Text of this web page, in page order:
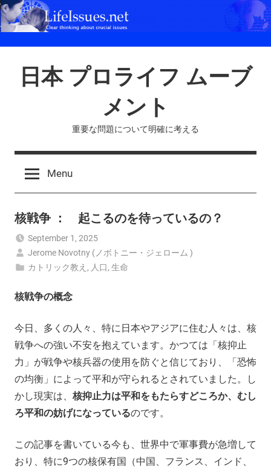
Skip
to
日本 プロライフ ムーブ
メント
重要な問題について明確に考える
Menu
核戦争 ： 起こるのを待っているの？
September 1, 2025
Jerome Novotny (ノボトニー・ジェローム )
カトリック教え , 人口,生命
核戦争の概念
今日、多くの人々、特に日本やアジアに住む人々は、核
戦争への強い不安を抱えています。かつては「核抑止
力」が戦争や核兵器の使用を防ぐと信じており、「恐怖
の均衡」によって平和が守られるとされていました。し
かし現実は、 核抑止力は平和をもたらすどころか、むし
ろ平和の妨げになっているのです。
この記事を書いている今も、世界中で軍事費が急増して
おり、特に9つの核保有国（中国、フランス、インド、